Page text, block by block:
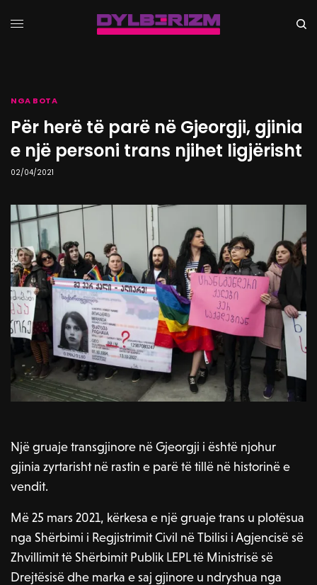
NGA BOTA
Për herë të parë në Gjeorgji, gjinia
e një personi trans njihet ligjërisht
02/04/2021
Një gruaje transgjinore në Gjeorgji i është njohur
gjinia zyrtarisht në rastin e parë të tillë në historinë e
vendit.
Më 25 mars 2021, kërkesa e një gruaje trans u plotësua
nga Shërbimi i Regjistrimit Civil në Tbilisi i Agjencisë së
Zhvillimit të Shërbimit Publik LEPL të Ministrisë së
Drejtësisë dhe marka e saj gjinore u ndryshua nga